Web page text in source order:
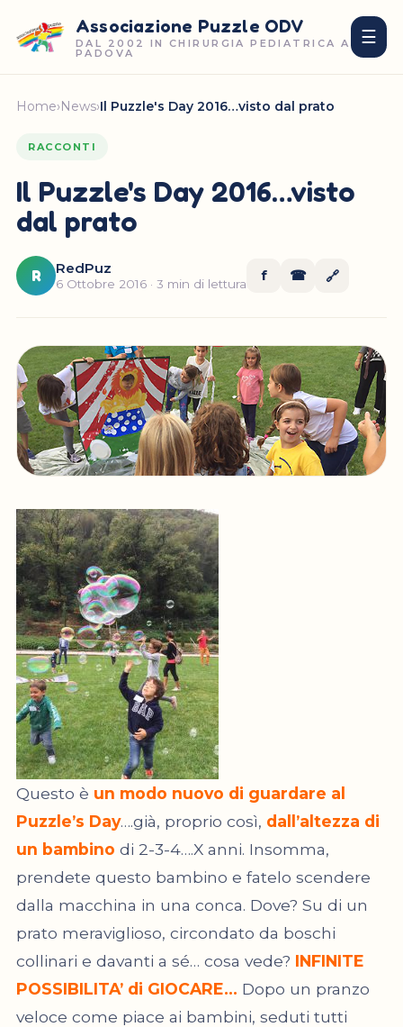
Associazione Puzzle ODV
DAL 2002 IN CHIRURGIA PEDIATRICA A
PADOVA
☰
Home›News›Il Puzzle's Day 2016…visto dal prato
RACCONTI
Il Puzzle's Day 2016…visto
dal prato
R RedPuz
6 Ottobre 2016 · 3 min di lettura f ☎ 🔗
Questo è un modo nuovo di guardare al
Puzzle’s Day….già, proprio così, dall’altezza di
un bambino di 2-3-4….X anni. Insomma,
prendete questo bambino e fatelo scendere
dalla macchina in una conca. Dove? Su di un
prato meraviglioso, circondato da boschi
collinari e davanti a sé… cosa vede? INFINITE
POSSIBILITA’ di GIOCARE… Dopo un pranzo
veloce come piace ai bambini, seduti tutti